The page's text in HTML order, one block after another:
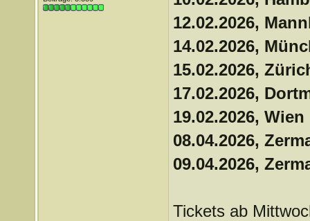
12.02.2026,
14.02.2026,
15.02.2026,
17.02.2026,
19.02.2026,
08.04.2026,
09.04.2026,
Tickets ab